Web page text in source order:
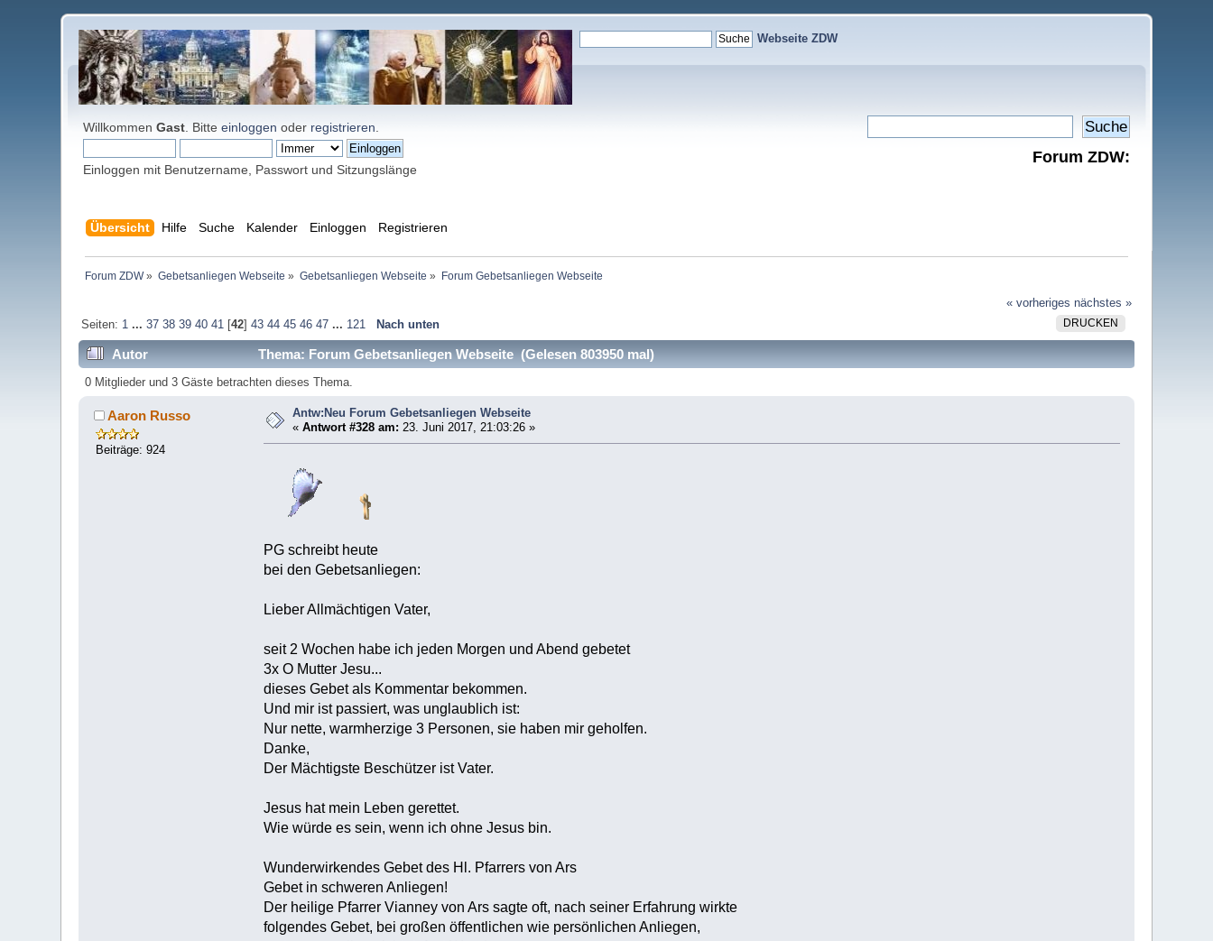
Webseite ZDW
WillkommenGast . Bitteeinloggen oder registrieren
Einloggen mit Benutzername, Passwort und Sitzungslänge
Forum ZDW:
Übersicht Hilfe Suche Kalender Einloggen Registrieren
Forum ZDW» Gebetsanliegen Webseite » Gebetsanliegen Webseite » Forum Gebetsanliegen Webseite
« vorheriges nächstes »
DRUCKEN
Seiten: 1 ... 37 38 39 40 41[42] 43 44 45 46 47 ... 121 Nach unten
Autor Thema: Forum Gebetsanliegen Webseite (Gelesen 803950 mal)
0 Mitglieder und 3 Gäste betrachten dieses Thema.
Aaron Russo
Beiträge: 924
Antw:Neu Forum Gebetsanliegen Webseite
«Antwort #328 am: 23. Juni 2017, 21:03:26 »
PG schreibt heute
bei den Gebetsanliegen:
Lieber Allmächtigen Vater,
seit 2 Wochen habe ich jeden Morgen und Abend gebetet
3x O Mutter Jesu...
dieses Gebet als Kommentar bekommen.
Und mir ist passiert, was unglaublich ist:
Nur nette, warmherzige 3 Personen, sie haben mir geholfen.
Danke,
Der Mächtigste Beschützer ist Vater.
Jesus hat mein Leben gerettet.
Wie würde es sein, wenn ich ohne Jesus bin.
Wunderwirkendes Gebet des Hl. Pfarrers von Ars
Gebet in schweren Anliegen!
Der heilige Pfarrer Vianney von Ars sagte oft, nach seiner Erfahrung wirkte
folgendes Gebet, bei großen öffentlichen wie persönlichen Anliegen,